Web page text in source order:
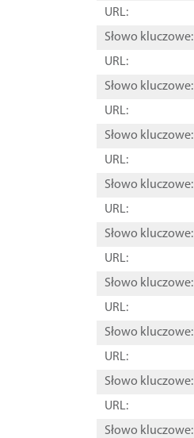
URL:
Słowo kluczowe:
URL:
Słowo kluczowe:
URL:
Słowo kluczowe:
URL:
Słowo kluczowe:
URL:
Słowo kluczowe:
URL:
Słowo kluczowe:
URL:
Słowo kluczowe:
URL:
Słowo kluczowe:
URL:
Słowo kluczowe: